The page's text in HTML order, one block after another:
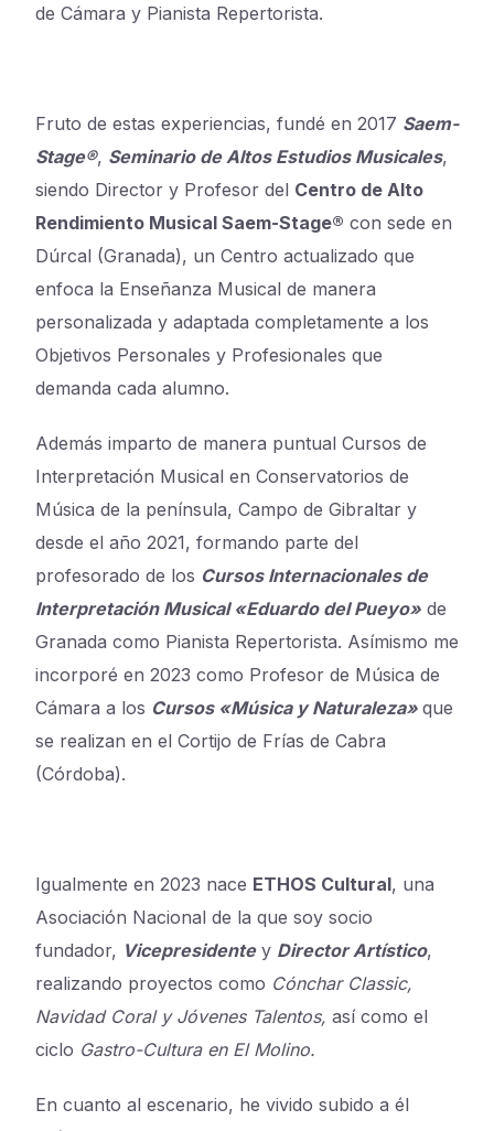
de Cámara y Pianista Repertorista.
Fruto de estas experiencias, fundé en 2017 Saem-
Stage®, Seminario de Altos Estudios Musicales,
siendo Director y Profesor del Centro de Alto
Rendimiento Musical Saem-Stage® con sede en
Dúrcal (Granada), un Centro actualizado que
enfoca la Enseñanza Musical de manera
personalizada y adaptada completamente a los
Objetivos Personales y Profesionales que
demanda cada alumno.
Además imparto de manera puntual Cursos de
Interpretación Musical en Conservatorios de
Música de la península, Campo de Gibraltar y
desde el año 2021, formando parte del
profesorado de los Cursos Internacionales de
Interpretación Musical «Eduardo del Pueyo» de
Granada como Pianista Repertorista. Asímismo me
incorporé en 2023 como Profesor de Música de
Cámara a los Cursos «Música y Naturaleza» que
se realizan en el Cortijo de Frías de Cabra
(Córdoba).
Igualmente en 2023 nace ETHOS Cultural, una
Asociación Nacional de la que soy socio
fundador, Vicepresidentey Director Artístico,
realizando proyectos como Cónchar Classic,
Navidad Coral y Jóvenes Talentos, así como el
ciclo Gastro-Cultura en El Molino.
En cuanto al escenario, he vivido subido a él